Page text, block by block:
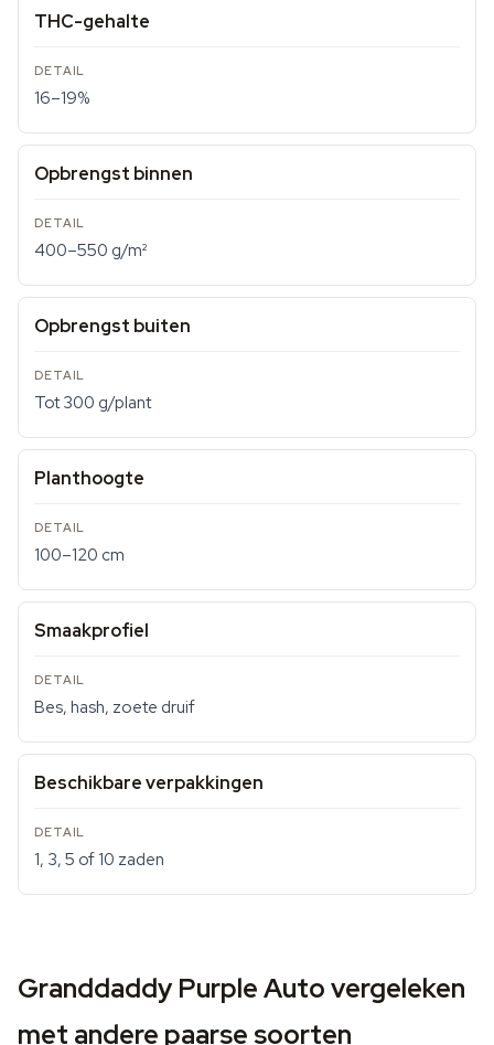
THC-gehalte
16–19%
Opbrengst binnen
400–550 g/m²
Opbrengst buiten
Tot 300 g/plant
Planthoogte
100–120 cm
Smaakprofiel
Bes, hash, zoete druif
Beschikbare verpakkingen
1, 3, 5 of 10 zaden
Granddaddy Purple Auto vergeleken
met andere paarse soorten